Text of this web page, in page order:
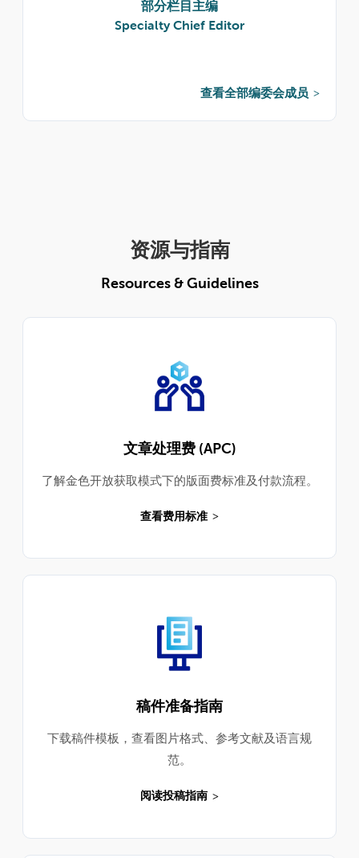
部分栏目主编
Specialty Chief Editor
查看全部编委会成员
资源与指南
Resources & Guidelines
文章处理费 (APC)
了解金色开放获取模式下的版面费标准及付款流程。
查看费用标准
稿件准备指南
下载稿件模板，查看图片格式、参考文献及语言规
范。
阅读投稿指南